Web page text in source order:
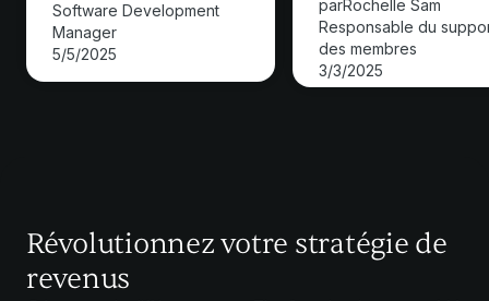
Software Development
Manager
5/5/2025
parRochelle Sam
Responsable du
des membres
3/3/2025
Révolutionnez votre stratégie de
revenus